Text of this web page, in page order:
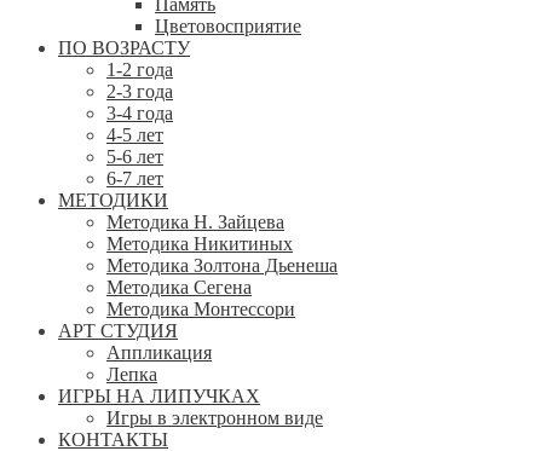
Память
Цветовосприятие
ПО ВОЗРАСТУ
1-2 года
2-3 года
3-4 года
4-5 лет
5-6 лет
6-7 лет
МЕТОДИКИ
Методика Н. Зайцева
Методика Никитиных
Методика Золтона Дьенеша
Методика Сегена
Методика Монтессори
АРТ СТУДИЯ
Аппликация
Лепка
ИГРЫ НА ЛИПУЧКАХ
Игры в электронном виде
КОНТАКТЫ